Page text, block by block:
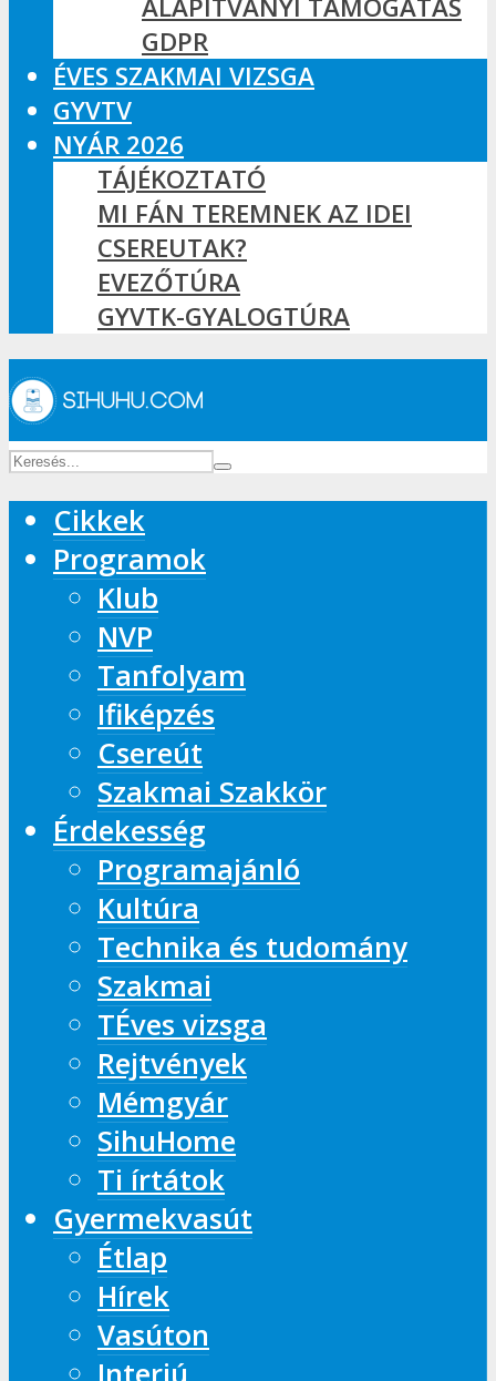
ALAPÍTVÁNYI TÁMOGATÁS
GDPR
ÉVES SZAKMAI VIZSGA
GYVTV
NYÁR 2026
TÁJÉKOZTATÓ
MI FÁN TEREMNEK AZ IDEI
CSEREUTAK?
EVEZŐTÚRA
GYVTK-GYALOGTÚRA
Cikkek
Programok
Klub
NVP
Tanfolyam
Ifiképzés
Csereút
Szakmai Szakkör
Érdekesség
Programajánló
Kultúra
Technika és tudomány
Szakmai
TÉves vizsga
Rejtvények
Mémgyár
SihuHome
Ti írtátok
Gyermekvasút
Étlap
Hírek
Vasúton